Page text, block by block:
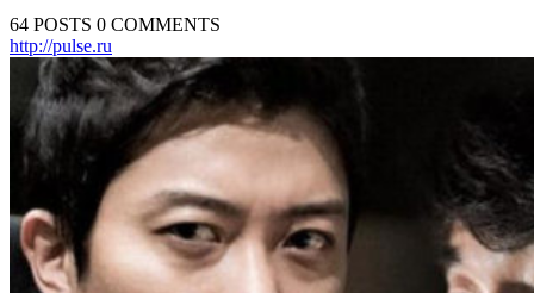
64 POSTS 0 COMMENTS
http://pulse.ru